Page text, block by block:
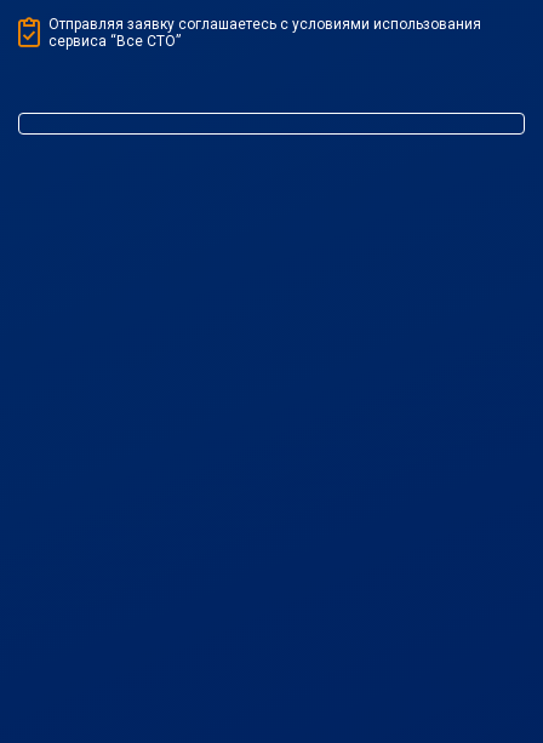
Отправляя заявку соглашаетесь с условиями использования
сервиса “Все СТО”